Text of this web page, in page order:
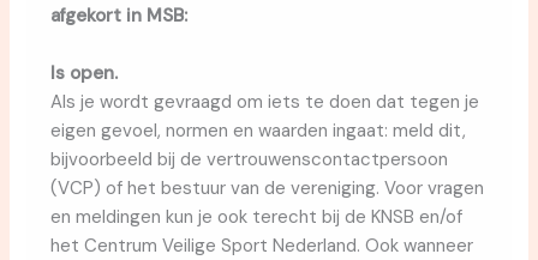
afgekort in MSB:
Is open.
Als je wordt gevraagd om iets te doen dat tegen je
eigen gevoel, normen en waarden ingaat: meld dit,
bijvoorbeeld bij de vertrouwenscontactpersoon
(VCP) of het bestuur van de vereniging. Voor vragen
en meldingen kun je ook terecht bij de KNSB en/of
het Centrum Veilige Sport Nederland. Ook wanneer